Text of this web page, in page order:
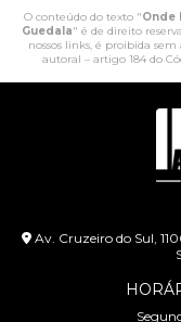
O conteúdo do texto "Onde
Guedala" é de direito
nossos links, é proibida
autoral – artigo 184 do
Av. Cruzeiro do Sul,